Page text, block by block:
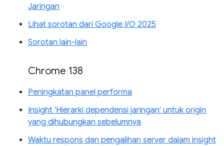
Jaringan
Lihat sorotan dari Google I/O 2025
Sorotan lain-lain
Chrome 138
Peningkatan panel performa
Insight 'Hierarki dependensi jaringan' untuk origin
yang dihubungkan sebelumnya
Waktu respons dan pengalihan server dalam insight